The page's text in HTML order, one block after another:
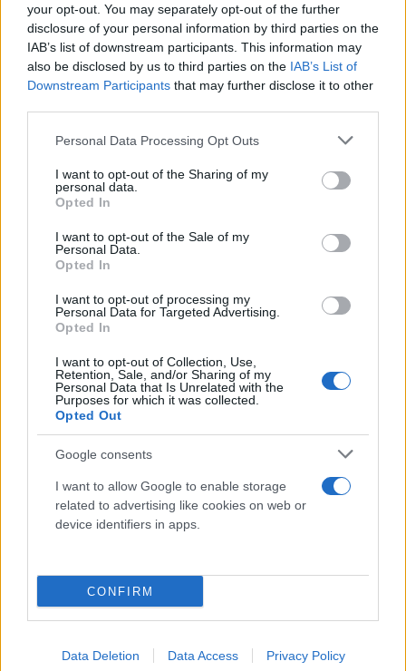
your opt-out. You may separately opt-out of the further
disclosure of your personal information by third parties on the
IAB’s list of downstream participants. This information may
also be disclosed by us to third parties on the IAB’s List of
Downstream Participants that may further disclose it to other
Please note that this website/app uses one or more Google
not limited to your visit or usage behaviour. You may click to
grant or deny consent to Google and its third-party tags to
use your data for below specified purposes in below Google
consent section.
Personal Data Processing Opt Outs
I want to opt-out of the Sharing of my
personal data.
Opted In
I want to opt-out of the Sale of my
Personal Data.
Opted In
I want to opt-out of processing my
Personal Data for Targeted Advertising.
Opted In
I want to opt-out of Collection, Use,
Retention, Sale, and/or Sharing of my
Personal Data that Is Unrelated with the
Purposes for which it was collected.
Opted Out
Google consents
I want to allow Google to enable storage
related to advertising like cookies on web or
device identifiers in apps.
CONFIRM
Data Deletion Data Access Privacy Policy
ικανότητα διαχείρισης του στρες. Από την άλλη, ο
ντεκαφεϊνέ συνδέθηκε με καλύτερο ύπνο,
περισσότερη φυσική δραστηριότητα και ενίσχυση
της μνήμης. Και στους δύο τύπους καφέ φαίνεται
να υπήρχαν κοινά οφέλη: μείωση της κατάθλιψης,
της παρορμητικότητας και της φλεγμονής, καθώς
φαίνεται να δρα με διαφορετικούς τρόπους, αλλά
σε παρόμοια κατεύθυνση ευεξίας.
Το «δίκτυο» μικροβίων και μεταβολιτών
Οι ερευνητές προσπάθησαν να χαρτογραφήσουν
τις σχέσεις μεταξύ μικροβίων, μεταβολιτών και
εγκεφαλικής λειτουργίας. Διαπίστωσαν ότι
ορισμένες χημικές ουσίες, όπως η καφεΐνη και η
θεοφυλλίνη, συνδέονται άμεσα με συγκεκριμένα
βακτήρια και με αλλαγές στη συμπεριφορά. Άλλες
ουσίες, όπως το GABA και το IPA, φαίνεται να
επηρεάζονται περισσότερο ανεξάρτητα από το
μικροβίωμα, δείχνοντας ότι υπάρχουν πολλαπλά
«μονοπάτια» μέσω των οποίων ο καφές δρα στον